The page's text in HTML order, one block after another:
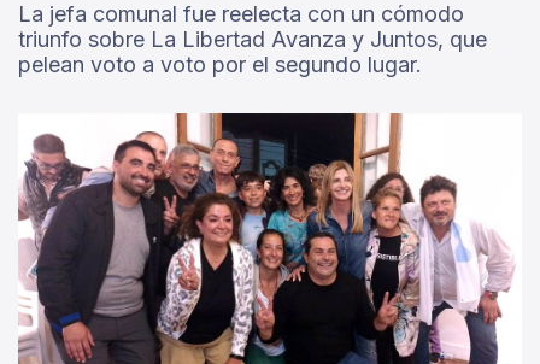
La jefa comunal fue reelecta con un cómodo
triunfo sobre La Libertad Avanza y Juntos, que
pelean voto a voto por el segundo lugar.